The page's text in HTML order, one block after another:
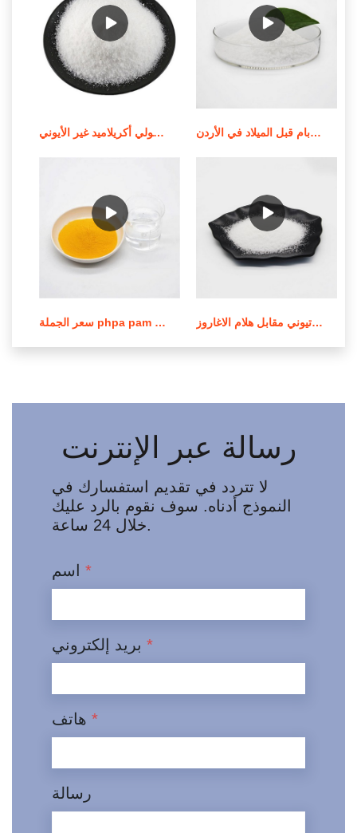
استخدام وإشعار تطبيق بولي أكريلاميد غير الأيوني جودة عالية من الموردين الندف بام قبل الميلاد في الأردن
سعر الجملة phpa pam بولي أكريلاميد في لبنان عملية صنع بولي أكريلاميد الكاتيوني مقابل هلام الاغاروز
رسالة عبر الإنترنت
لا تتردد في تقديم استفسارك في
النموذج أدناه. سوف نقوم بالرد عليك
خلال 24 ساعة.
*
*
*
رسالة